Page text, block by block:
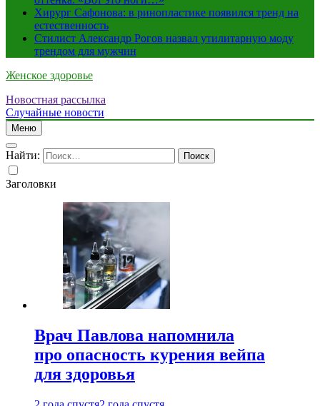
Хирург Сафонова: в ринопластике появился тренд на
естественность
Стилист Александр Рогов назвал утилитарную моду
трендом для мужчин
Женское здоровье
Новостная рассылка
Случайные новости
Меню
Найти:
Заголовки
Врач Павлова напомнила
про опасность курения вейпа
для здоровья